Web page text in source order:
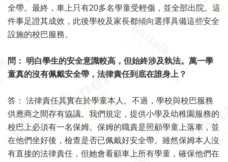
全帶。最終，車上只有20多名學童受輕傷，並全部出院。這
件事足證其成效，此後學校及家長都傾向選擇具備這些安全
設施的校巴服務。
問： 明白學生的安全意識較高，但始終涉及執法。萬一學
童真的沒有佩戴安全帶，法律責任到底在誰身上？
答： 法律責任其實在於學童本人。不過，學校與校巴服務
供應商之間存有協議。我們規定，提供小學及幼稚園服務的
校巴上必須有一名保姆。保姆的職責是照顧學童上落車，並
在他們坐好後，檢查是否已佩戴好安全帶。雖然保姆本人沒
有直接的法律責任，但她會看顧車上所有學童，確保他們在